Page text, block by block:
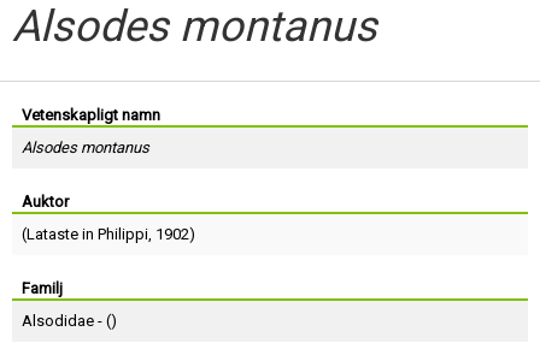
Alsodes montanus
Vetenskapligt namn
Alsodes montanus
Auktor
(Lataste in Philippi, 1902)
Familj
Alsodidae - ()
Lösenord:
Terms of Service